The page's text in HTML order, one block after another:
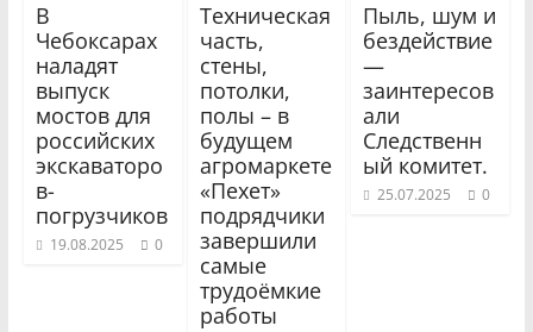
В
Чебоксарах
наладят
выпуск
мостов для
российских
экскаваторо
в-
погрузчиков
19.08.2025 0
Техническая
часть,
стены,
потолки,
полы – в
будущем
агромаркете
«Пехет»
подрядчики
завершили
самые
трудоёмкие
работы
Пыль, шум и
бездействие
—
заинтересов
али
Следственн
ый комитет.
25.07.2025 0